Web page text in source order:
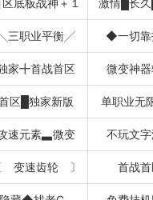
底板战神＋１ 激情█长
三职业平衡╱ ◆一切
家╋首战首区 微变神
区█独家新版 单职业无
速元素▃微变 不玩文
变速齿轮 〕 首战